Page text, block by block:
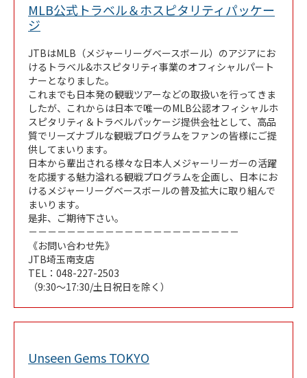
MLB公式トラベル＆ホスピタリティパッケー
ジ
JTBはMLB（メジャーリーグベースボール）のアジアにお
けるトラベル&ホスピタリティ事業のオフィシャルパート
ナーとなりました。
これまでも日本発の観戦ツアーなどの取扱いを行ってきま
したが、これからは日本で唯一のMLB公認オフィシャルホ
スピタリティ＆トラベルパッケージ提供会社として、高品
質でリーズナブルな観戦プログラムをファンの皆様にご提
供してまいります。
日本から輩出される様々な日本人メジャーリーガーの活躍
を応援する魅力溢れる観戦プログラムを企画し、日本にお
けるメジャーリーグベースボールの普及拡大に取り組んで
まいります。
是非、ご期待下さい。
－－－－－－－－－－－－－－－－－－－－－－
《お問い合わせ先》
JTB埼玉南支店
TEL：048-227-2503
（9:30～17:30/土日祝日を除く）
Unseen Gems TOKYO